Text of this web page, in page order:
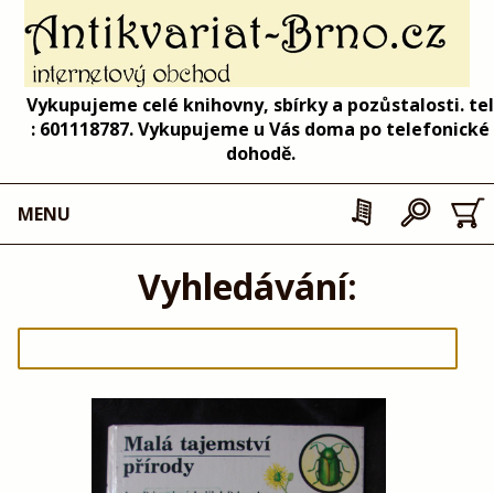
Vykupujeme celé knihovny, sbírky a pozůstalosti. tel
: 601118787. Vykupujeme u Vás doma po telefonické
dohodě.
MENU
Vyhledávání: